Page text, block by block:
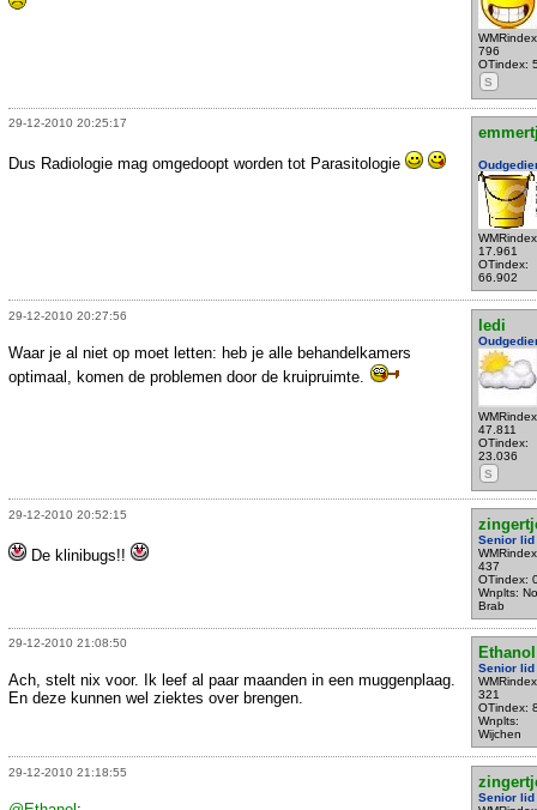
796
OTindex:
S
29-12-2010 20:25:17
17.961
OTindex:
66.902
Dus Radiologie mag omgedoopt worden tot Parasitologie
29-12-2010 20:27:56
ledi
47.811
OTindex:
23.036
S
Waar je al niet op moet letten: heb je alle behandelkamers
optimaal, komen de problemen door de kruipruimte.
29-12-2010 20:52:15
Senior lid
437
OTindex:
Wnplts:
Brab
De klinibugs!!
29-12-2010 21:08:50
Ethanol
Senior lid
321
OTindex:
Wnplts:
Wijchen
Ach, stelt nix voor. Ik leef al paar maanden in een muggenplaag.
En deze kunnen wel ziektes over brengen.
29-12-2010 21:18:55
Senior lid